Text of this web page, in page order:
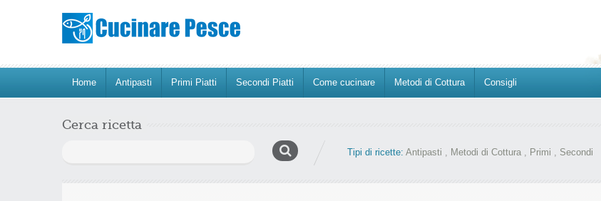
Home Antipasti Primi Piatti Secondi Piatti Come cucinare Metodi di Cottura
Consigli
Cerca ricetta
Tipi di ricette: Antipasti , Metodi di Cottura , Primi , Secondi